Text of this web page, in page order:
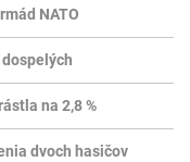
NATO
na 2,8 %
dvoch hasičov